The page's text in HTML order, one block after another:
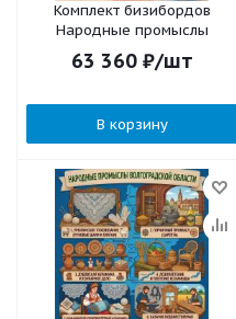
Комплект бизибордов
Народные промыслы
63 360₽/шт
В корзину